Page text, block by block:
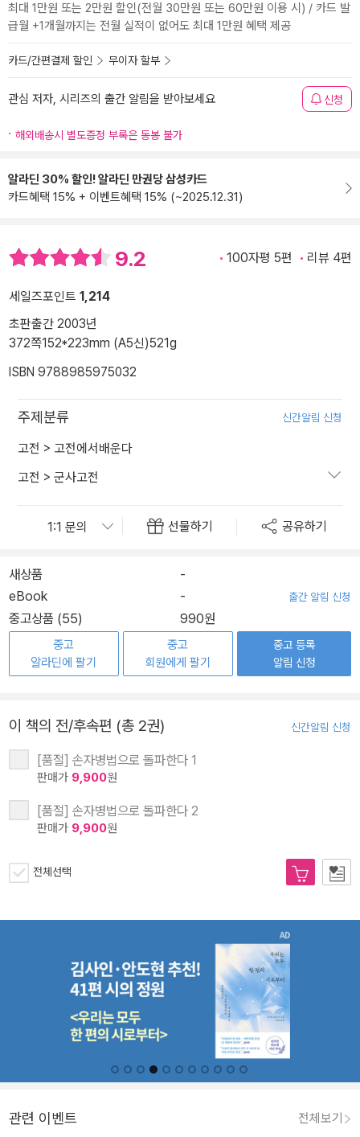
최대 1만원 또는 2만원 할인(전월 30만원 또는 60만원 이용 시) / 카드 발
급월 +1개월까지는 전월 실적이 없어도 최대 1만원 혜택 제공
카드/간편결제 할인 무이자 할부
관심 저자, 시리즈의 출간 알림을 받아보세요 신청
해외배송시 별도증정 부록은 동봉 불가
알라딘 30% 할인! 알라딘 만권당 삼성카드
카드혜택 15% + 이벤트혜택 15% (~2025.12.31)
9.2 100자평 5편 리뷰 4편
세일즈포인트 1,214
초판출간 2003년
372쪽152*223mm (A5신)521g
ISBN 9788985975032
주제분류 신간알림 신청
고전 > 고전에서배운다
고전 > 군사고전
선물하기 공유하기
새상품
-
eBook
- 출간 알림 신청
중고상품 (55) 990원
중고
알라딘에 팔기
중고
회원에게 팔기
중고 등록
알림 신청
이 책의 전/후속편 (총 2권) 신간알림 신청
[품절] 손자병법으로 돌파한다 1
판매가 9,900원
[품절] 손자병법으로 돌파한다 2
판매가 9,900원
전체선택
관련 이벤트 전체보기